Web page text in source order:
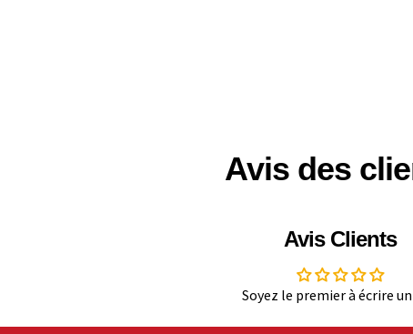
Avis des
Avis Clients
Soyez le premier à écrire